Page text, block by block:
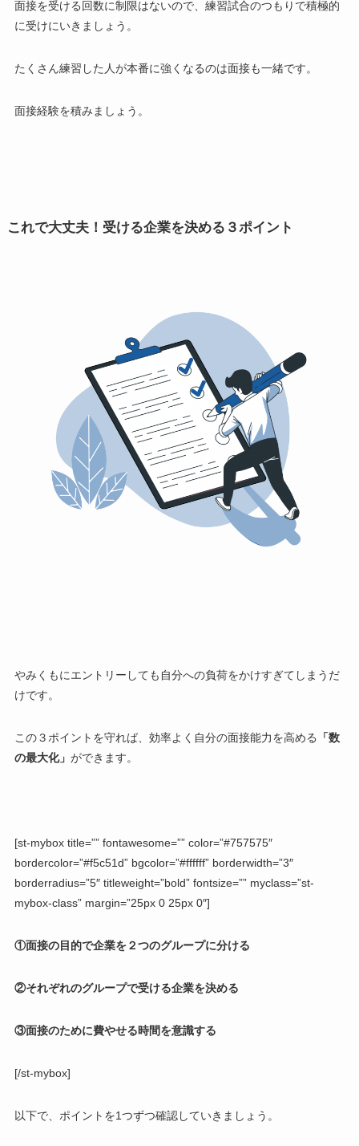
面接を受ける回数に制限はないので、練習試合のつもりで積極的
に受けにいきましょう。
たくさん練習した人が本番に強くなるのは面接も一緒です。
面接経験を積みましょう。
これで大丈夫！受ける企業を決める３ポイント
やみくもにエントリーしても自分への負荷をかけすぎてしまうだ
けです。
この３ポイントを守れば、効率よく自分の面接能力を高める
「数
の最大化」 ができます。
[st-mybox title=”” fontawesome=”” color=”#757575″
bordercolor=”#f5c51d” bgcolor=”#ffffff” borderwidth=”3″
borderradius=”5″ titleweight=”bold” fontsize=”” myclass=”st-
mybox-class” margin=”25px 0 25px 0″]
①面接の目的で企業を２つのグループに分ける
②それぞれのグループで受ける企業を決める
③面接のために費やせる時間を意識する
[/st-mybox]
以下で、ポイントを1つずつ確認していきましょう。